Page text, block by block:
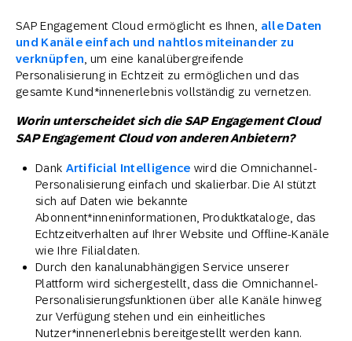
SAP Engagement Cloud ermöglicht es Ihnen, alle Daten
und Kanäle einfach und nahtlos miteinander zu
verknüpfen , um eine kanalübergreifende
Personalisierung in Echtzeit zu ermöglichen und das
gesamte Kund*innenerlebnis vollständig zu vernetzen.
Worin unterscheidet sich die SAP Engagement Cloud
SAP Engagement Cloud von anderen Anbietern?
Dank Artificial Intelligence wird die Omnichannel-
Personalisierung einfach und skalierbar. Die AI stützt
sich auf Daten wie bekannte
Abonnent*inneninformationen, Produktkataloge, das
Echtzeitverhalten auf Ihrer Website und Offline-Kanäle
wie Ihre Filialdaten.
Durch den kanalunabhängigen Service unserer
Plattform wird sichergestellt, dass die Omnichannel-
Personalisierungsfunktionen über alle Kanäle hinweg
zur Verfügung stehen und ein einheitliches
Nutzer*innenerlebnis bereitgestellt werden kann.